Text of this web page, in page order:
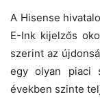
A Hisense
E-Ink kijelzős
szerint az
egy olyan piaci
években szinte